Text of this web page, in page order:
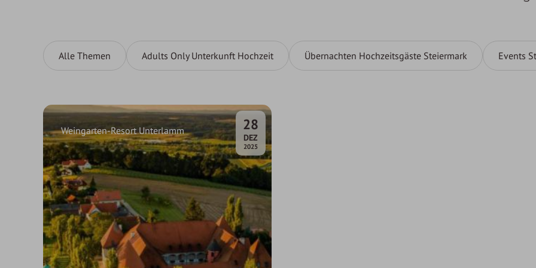
Alle Themen Adults Only Unterkunft Hochzeit Übernachten Hochzeitsgäste Steiermark Events
28
DEZ
2025
Weingarten-Resort Unterlamm